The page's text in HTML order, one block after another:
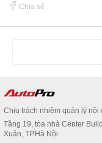
Chia sẻ
Chịu trách nhiệm quản lý nội
Tầng 19, tòa nhà Center
Xuân, TP.Hà Nội